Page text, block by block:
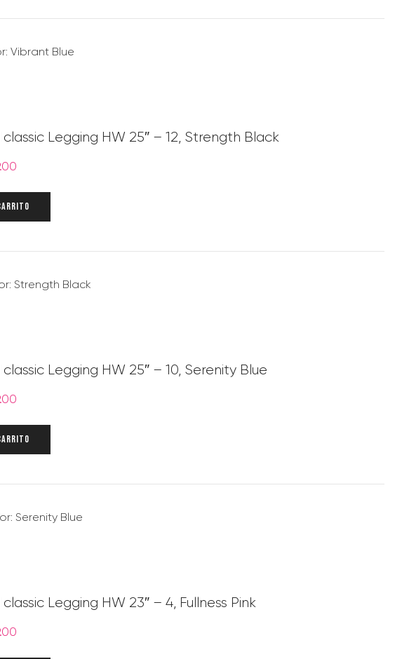
Vibrant Blue
Legging HW 25″ – 12, Strength Black
Strength Black
Legging HW 25″ – 10, Serenity Blue
Serenity Blue
Legging HW 23″ – 4, Fullness Pink